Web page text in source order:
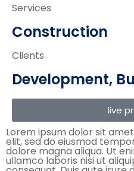
Services
Construction
Clients
Development,
live
Lorem ipsum dolor sit
elit, sed do eiusmod
dolore magna aliqua. Ut
ullamco laboris nisi ut